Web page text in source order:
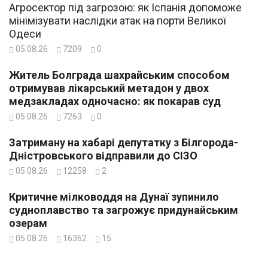
Агросектор під загрозою: як Іспанія допоможе
мінімізувати наслідки атак на порти Великої
Одеси
05.08.26 7209 0
Житель Болграда шахрайським способом
отримував лікарський метадон у двох
медзакладах одночасно: як покарав суд
05.08.26 7263 0
Затриману на хабарі депутатку з Білгорода-
Дністровського відправили до СІЗО
05.08.26 12258 2
Критичне мілководдя на Дунаї зупинило
судноплавство та загрожує придунайським
озерам
05.08.26 16362 15